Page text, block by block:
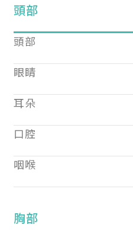
頭部
頭部
眼睛
耳朵
口腔
咽喉
胸部